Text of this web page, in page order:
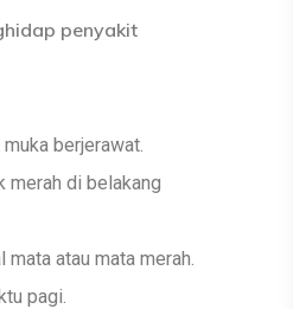
penyakit
berjerawat.
merah di belakang
atau mata merah.
pagi.